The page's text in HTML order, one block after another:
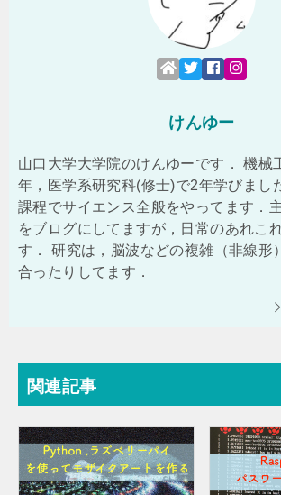
けんゆー
山口大学大学院のけんゆーです． 機械
年，医学系研究科(修士)で2年学びまし
課程でサイエンス全般をやってます．
をブログにしてますが，日常のあれこ
す． 研究は，脳波などの複雑（非線形
合ったりしてます．
関連記事